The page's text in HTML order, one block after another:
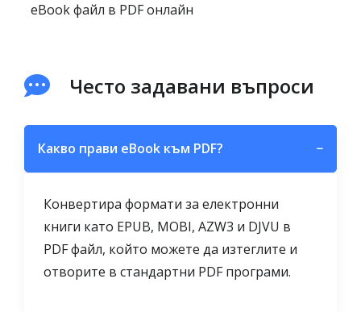
eBook файл в PDF онлайн
Често задавани въпроси
Какво прави eBook към PDF? −
Конвертира формати за електронни
книги като EPUB, MOBI, AZW3 и DJVU в
PDF файл, който можете да изтеглите и
отворите в стандартни PDF програми.